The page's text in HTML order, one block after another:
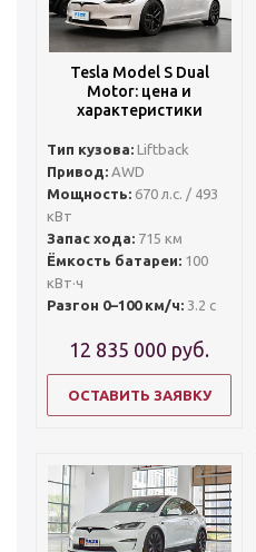
Tesla Model S Dual
Motor: цена и
характеристики
Тип кузова: Liftback
Привод: AWD
Мощность: 670 л.с. / 493
кВт
Запас хода: 715 км
Ёмкость батареи: 100
кВт·ч
Разгон 0–100 км/ч: 3.2 с
12 835 000 руб.
ОСТАВИТЬ ЗАЯВКУ